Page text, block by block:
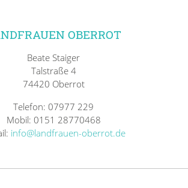
OBERROT
Beate Staiger
Talstraße 4
74420 Oberrot
Telefon: 07977 229
Mobil: 0151 28770468
info@landfrauen-oberrot.de